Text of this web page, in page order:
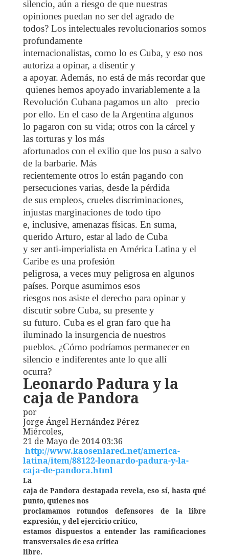
silencio, aún a riesgo de que nuestras
opiniones puedan no ser del agrado de
todos? Los intelectuales revolucionarios somos
profundamente
internacionalistas, como lo es Cuba, y eso nos
autoriza a opinar, a disentir y
a apoyar. Además, no está de más recordar que
quienes hemos apoyado invariablemente a la
Revolución Cubana pagamos un alto precio
por ello. En el caso de la Argentina algunos
lo pagaron con su vida; otros con la cárcel y
las torturas y los más
afortunados con el exilio que los puso a salvo
de la barbarie. Más
recientemente otros lo están pagando con
persecuciones varias, desde la pérdida
de sus empleos, crueles discriminaciones,
injustas marginaciones de todo tipo
e, inclusive, amenazas físicas. En suma,
querido Arturo, estar al lado de Cuba
y ser anti-imperialista en América Latina y el
Caribe es una profesión
peligrosa, a veces muy peligrosa en algunos
países. Porque asumimos esos
riesgos nos asiste el derecho para opinar y
discutir sobre Cuba, su presente y
su futuro. Cuba es el gran faro que ha
iluminado la insurgencia de nuestros
pueblos. ¿Cómo podríamos permanecer en
silencio e indiferentes ante lo que allí
ocurra?
Leonardo Padura y la
caja de Pandora
por
Jorge Ángel Hernández Pérez
Miércoles,
21 de Mayo de 2014 03:36
http://www.kaosenlared.net/america-
latina/item/88122-leonardo-padura-y-la-
caja-de-pandora.html
La
caja de Pandora destapada revela, eso sí, hasta qué
punto, quienes nos
proclamamos rotundos defensores de la libre
expresión, y del ejercicio crítico,
estamos dispuestos a entender las ramificaciones
transversales de esa crítica
libre.